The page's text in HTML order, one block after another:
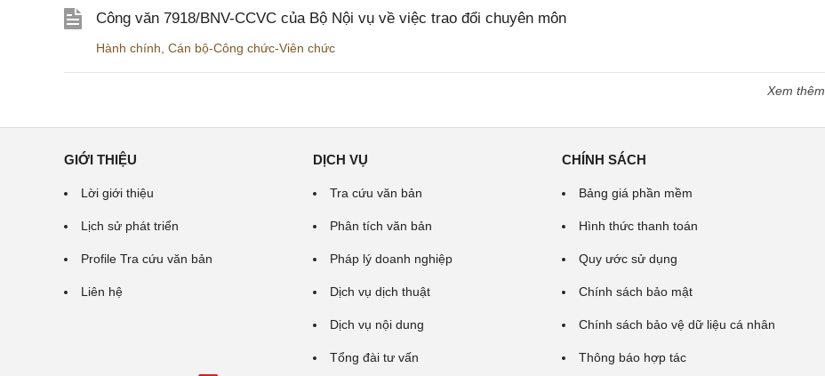
Công văn 7918/BNV-CCVC của Bộ Nội vụ về việc trao đổi chuyên môn
Hành chính Cán bộ-Công chức-Viên chức
Xem thêm
GIỚI THIỆU
Lời giới thiệu
Lịch sử phát triển
Profile Tra cứu văn bản
Liên hệ
DỊCH VỤ
Tra cứu văn bản
Phân tích văn bản
Pháp lý doanh nghiệp
Dịch vụ dịch thuật
Dịch vụ nội dung
Tổng đài tư vấn
CHÍNH SÁCH
Bảng giá phần mềm
Hình thức thanh toán
Quy ước sử dụng
Chính sách bảo mật
Chính sách bảo vệ dữ liệu cá nhân
Thông báo hợp tác